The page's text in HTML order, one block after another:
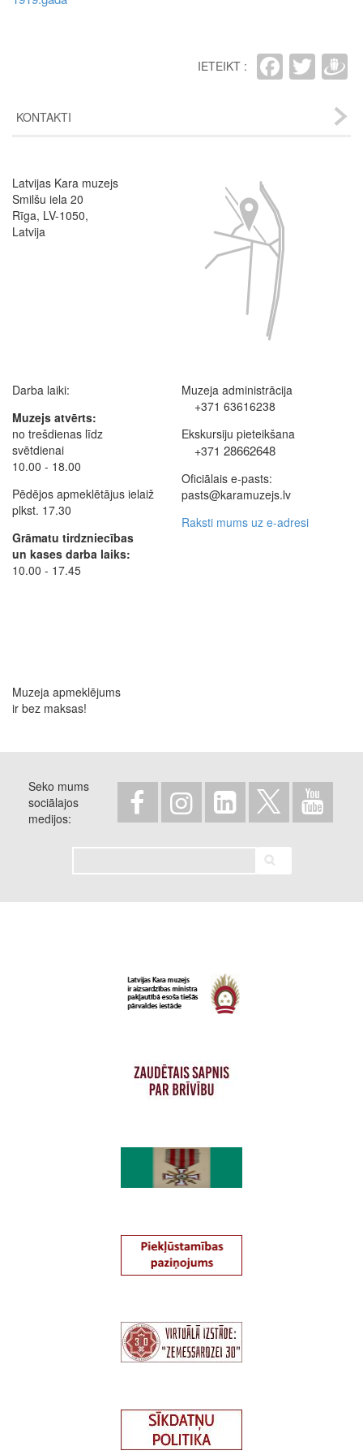
IETEIKT :
KONTAKTI
Latvijas Kara muzejs
Smilšu iela 20
Rīga, LV-1050,
Latvija
Darba laiki:
Muzejs atvērts:
no trešdienas līdz
svētdienai
10.00 - 18.00
Pēdējos apmeklētājus ielaiž
plkst. 17.30
Grāmatu tirdzniecības
un kases darba laiks:
10.00 - 17.45
Muzeja administrācija
+371 63616238
Ekskursiju pieteikšana
+371 28662648
Oficiālais e-pasts:
pasts@karamuzejs.lv
Raksti mums uz e-adresi
Muzeja apmeklējums
ir bez maksas!
Seko mums
sociālajos
medijos